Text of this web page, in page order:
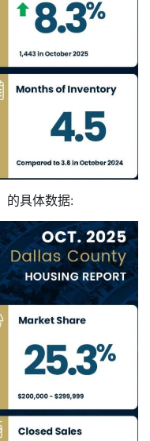
的具体数据: